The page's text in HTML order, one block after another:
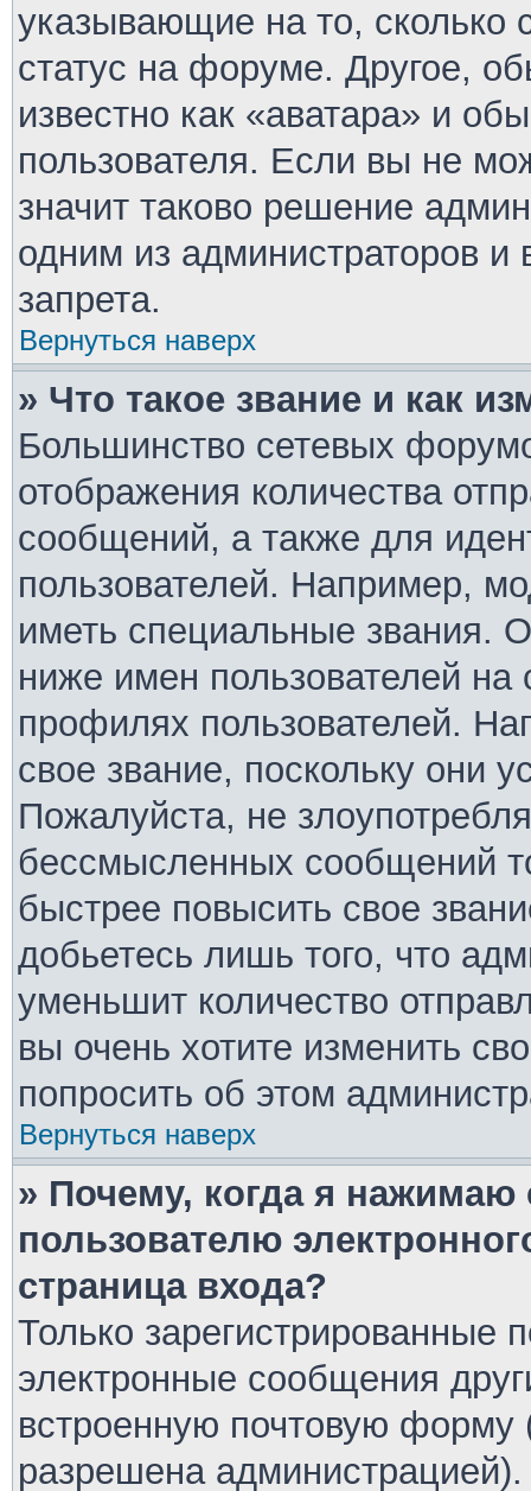
указывающие на то,
статус на форуме. Другое,
известно как «аватара» и
пользователя. Если вы не
значит таково решение
одним из администраторов и
запрета.
Вернуться наверх
» Что такое звание и как
Большинство сетевых
отображения количества
сообщений, а также для
пользователей. Например,
иметь специальные звания.
ниже имен пользователей на
профилях пользователей.
свое звание, поскольку они
Пожалуйста, не
бессмысленных сообщений
быстрее повысить свое
добьетесь лишь того, что
уменьшит количество
вы очень хотите изменить
попросить об этом
Вернуться наверх
» Почему, когда я нажимаю
пользователю
страница входа?
Только зарегистрированные
электронные сообщения
встроенную почтовую форму
разрешена